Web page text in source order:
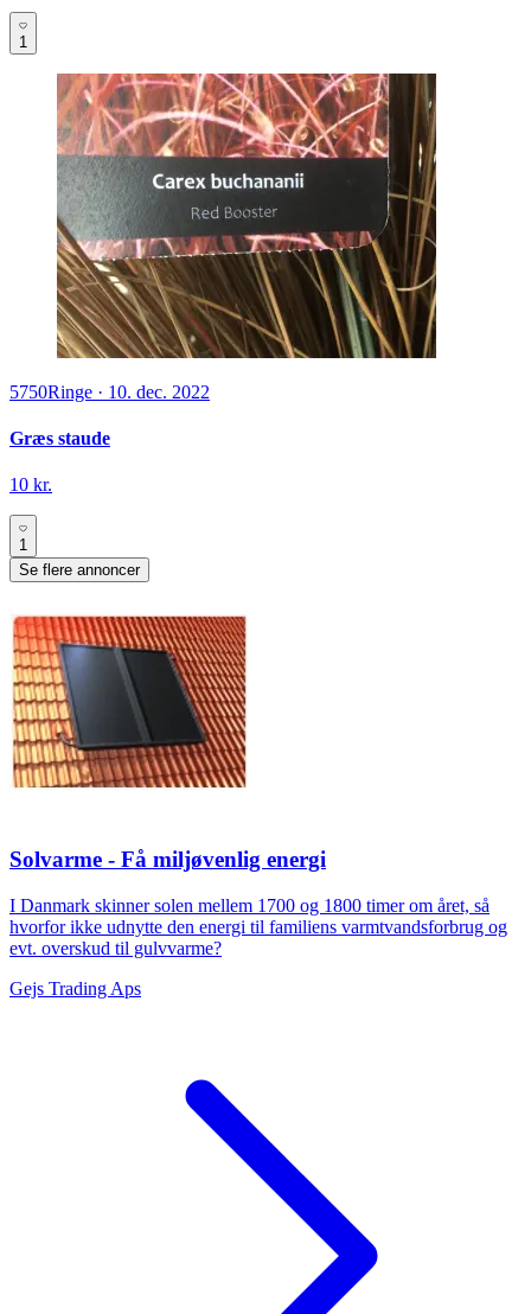
1
5750Ringe · 10. dec. 2022
Græs staude
10 kr.
1
Se flere annoncer
Solvarme - Få miljøvenlig energi
I Danmark skinner solen mellem 1700 og 1800 timer om året, så
hvorfor ikke udnytte den energi til familiens varmtvandsforbrug og
evt. overskud til gulvvarme?
Gejs Trading Aps